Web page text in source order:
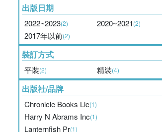
出版日期
2022~2023(2) 2020~2021(2)
2017年以前(2)
裝訂方式
平裝(2) 精裝(4)
出版社/品牌
Chronicle Books Llc(1)
Harry N Abrams Inc(1)
Lanternfish Pr(1)